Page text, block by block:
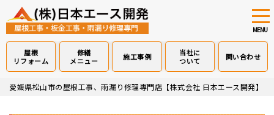
Skip
MENU
屋根
リフォーム
修繕
メニュー
施工事例
当社に
ついて
問い合わせ
愛媛県松山市の屋根工事、雨漏り修理専門店【株式会社 日本エース開発】